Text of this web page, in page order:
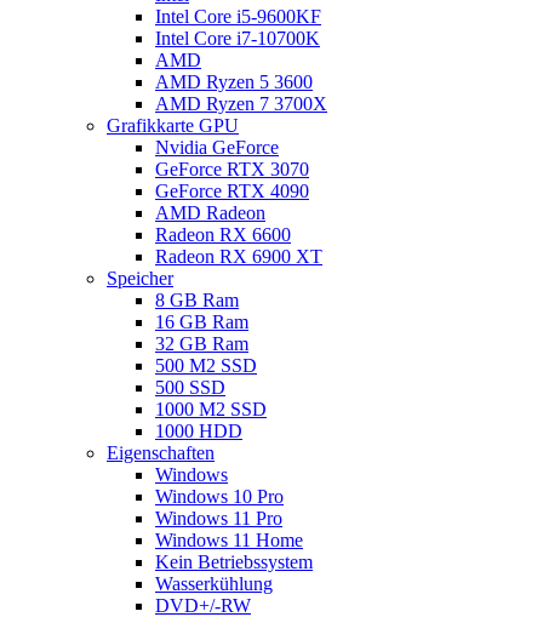
Intel Core i5-9600KF
Intel Core i7-10700K
AMD
AMD Ryzen 5 3600
AMD Ryzen 7 3700X
Grafikkarte GPU
Nvidia GeForce
GeForce RTX 3070
GeForce RTX 4090
AMD Radeon
Radeon RX 6600
Radeon RX 6900 XT
Speicher
8 GB Ram
16 GB Ram
32 GB Ram
500 M2 SSD
500 SSD
1000 M2 SSD
1000 HDD
Eigenschaften
Windows
Windows 10 Pro
Windows 11 Pro
Windows 11 Home
Kein Betriebssystem
Wasserkühlung
DVD+/-RW